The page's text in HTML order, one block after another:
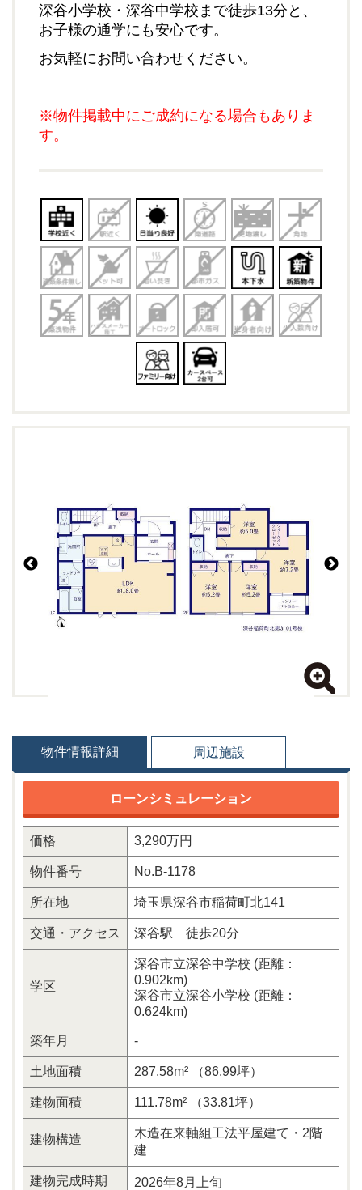
深谷小学校・深谷中学校まで徒歩13分と、
お子様の通学にも安心です。
お気軽にお問い合わせください。
※物件掲載中にご成約になる場合もありま
す。
物件情報詳細 周辺施設
価格 3,290万円
物件番号 No.B-1178
所在地 埼玉県深谷市稲荷町北141
交通・アクセス 深谷駅 徒歩20分
学区
深谷市立深谷中学校 (距離：
0.902km)
深谷市立深谷小学校 (距離：
0.624km)
築年月 -
土地面積 287.58m² （86.99坪）
建物面積 111.78m² （33.81坪）
建物構造
木造在来軸組工法平屋建て・2階
建
建物完成時期 2026年8月上旬